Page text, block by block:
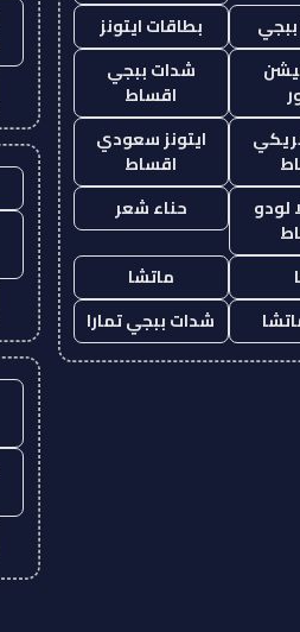
بطاقات ايتونز
شدات ببجي
اقساط
ايتونز سعودي
اقساط
لودو
حناء شعر
ماتشا
شدات ببجي تمارا